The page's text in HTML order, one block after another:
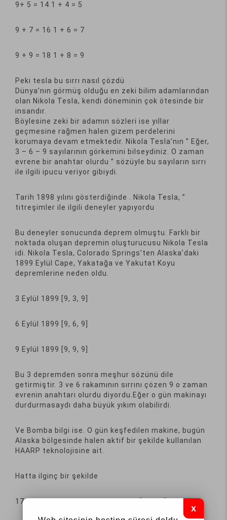
9+ 5 = 14 1 + 4 = 5
9 + 7 = 16 1 + 6 = 7
9 + 9 = 18 1 + 8 = 9
Peki tesla bu sırrı nasıl çözdü
Dünya’nın görmüş olduğu en zeki bilim adamlarından
olan Nikola Tesla, kendi döneminin çok ötesinde bir
insandır.
Böylesine zeki bir adamın sözleri ise yıllar
geçmesine rağmen halen gizem perdelerini
korumaya devam etmektedir. Nikola Tesla’nın ” Eğer,
3 – 6 – 9 sayılarının görkemini bilseydiniz. O zaman
evrene bir anahtar olurdu ” sözüyle bu sayıların sırrı
ile ilgili ipucu veriyor gibiydi.
Tarih 1898 yılını gösterdiğinde . Nikola Tesla, ”
titreşimler ile ilgili deneyler yapıyordu
Bu deneyler sonucunda deprem olmuştu. Farklı bir
noktada oluşan depremin oluşturucusu Nikola Tesla
idi. Nikola Tesla, Colorado Springs’ten Alaska’daki
1899 Eylül Cape, Yakatağa ve Yakutat Koyu
depremlerine neden oldu.
3 Eylül 1899 [9, 3, 9]
6 Eylül 1899 [9, 6, 9]
9 Eylül 1899 [9, 9, 9]
Bu 3 depremden sonra meşhur sözünü dile
getirmiştir. 3 ve 6 rakamının sırrını çözen 9 o zaman
evrenin anahtarı olurdu diyordu.Eğer o gün makinayı
durdurmasaydı daha büyük yıkım olabilirdi.
Ve Bomba bilgi ise. O gün keşfedilen makine, bugün
Alaska bölgesinde halen aktif bir şekilde kullanılan
HAARP teknolojisine ait.
Hatta ilginç bir şekilde
17 Ağustos 1999 Gölcük Depremi [9, 9, 9]